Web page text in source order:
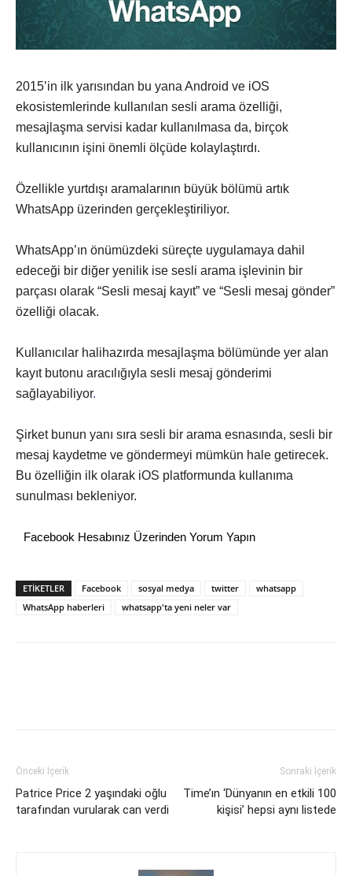
2015’in ilk yarısından bu yana Android ve iOS
ekosistemlerinde kullanılan sesli arama özelliği,
mesajlaşma servisi kadar kullanılmasa da, birçok
kullanıcının işini önemli ölçüde kolaylaştırdı.
Özellikle yurtdışı aramalarının büyük bölümü artık
WhatsApp üzerinden gerçekleştiriliyor.
WhatsApp’ın önümüzdeki süreçte uygulamaya dahil
edeceği bir diğer yenilik ise sesli arama işlevinin bir
parçası olarak “Sesli mesaj kayıt” ve “Sesli mesaj gönder”
özelliği olacak.
Kullanıcılar halihazırda mesajlaşma bölümünde yer alan
kayıt butonu aracılığıyla sesli mesaj gönderimi
sağlayabiliyor.
Şirket bunun yanı sıra sesli bir arama esnasında, sesli bir
mesaj kaydetme ve göndermeyi mümkün hale getirecek.
Bu özelliğin ilk olarak iOS platformunda kullanıma
sunulması bekleniyor.
Facebook Hesabınız Üzerinden Yorum Yapın
ETİKETLER Facebook sosyal medya twitter
whatsapp
WhatsApp haberleri
whatsapp'ta yeni neler var
Önceki İçerik
Patrice Price 2 yaşındaki oğlu
tarafından vurularak can verdi
Sonraki İçerik
Time’ın ‘Dünyanın en etkili 100
kişisi’ hepsi aynı listede